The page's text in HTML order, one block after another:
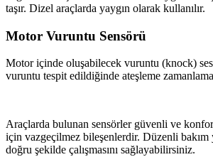
taşır. Dizel araçlarda yaygın olarak kullanılır.
Motor Vuruntu Sensörü
Motor içinde oluşabilecek vuruntu (knock)
vuruntu tespit edildiğinde ateşleme
Araçlarda bulunan sensörler güvenli ve
için vazgeçilmez bileşenlerdir. Düzenli bakım
doğru şekilde çalışmasını sağlayabilirsiniz.